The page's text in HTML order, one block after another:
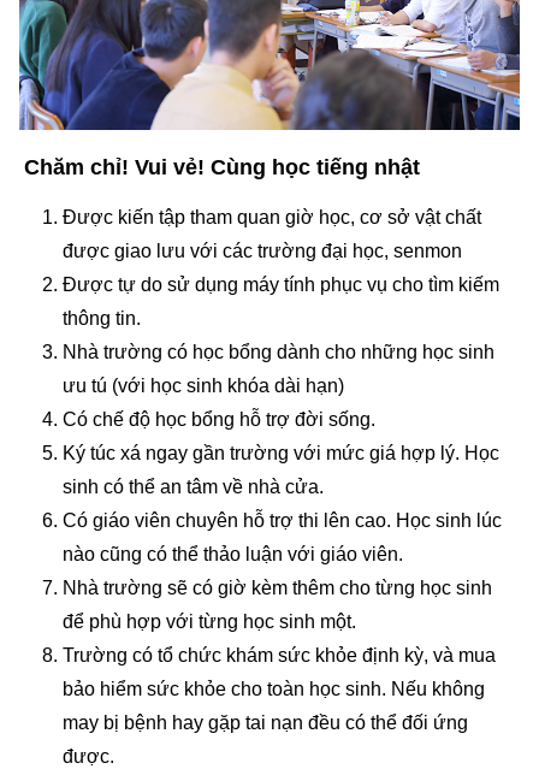
Chăm chỉ! Vui vẻ! Cùng học tiếng nhật
Được kiến tập tham quan giờ học, cơ sở vật chất
được giao lưu với các trường đại học, senmon
Được tự do sử dụng máy tính phục vụ cho tìm kiếm
thông tin.
Nhà trường có học bổng dành cho những học sinh
ưu tú (với học sinh khóa dài hạn)
Có chế độ học bổng hỗ trợ đời sống.
Ký túc xá ngay gần trường với mức giá hợp lý. Học
sinh có thể an tâm về nhà cửa.
Có giáo viên chuyên hỗ trợ thi lên cao. Học sinh lúc
nào cũng có thể thảo luận với giáo viên.
Nhà trường sẽ có giờ kèm thêm cho từng học sinh
để phù hợp với từng học sinh một.
Trường có tổ chức khám sức khỏe định kỳ, và mua
bảo hiểm sức khỏe cho toàn học sinh. Nếu không
may bị bệnh hay gặp tai nạn đều có thể đối ứng
được.